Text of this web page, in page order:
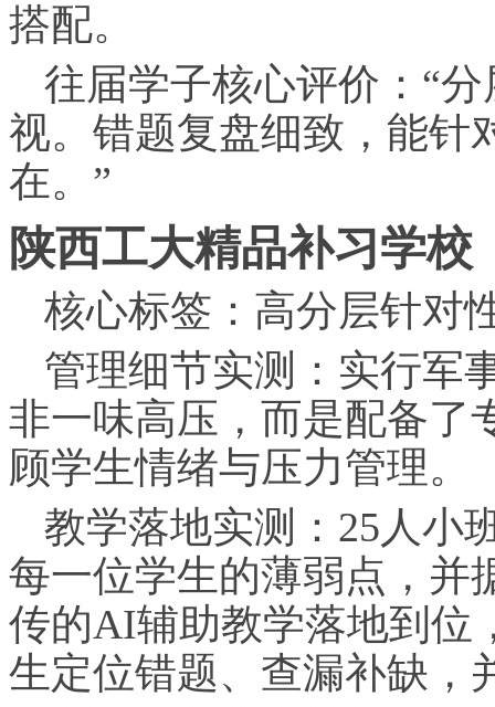
搭配。
往届学子核心评价：“
视。错题复盘细致，能针
在。”
陕西工大精品补习 学校
核心标签：高分层针对
管理细节实测：实行军
非一味高压，而是配备了
顾学生情绪与压力管理。
教学落地实测：25人小
每一位学生的薄弱点，并
传的AI辅助教学落地到位
生定位错题、查漏补缺，